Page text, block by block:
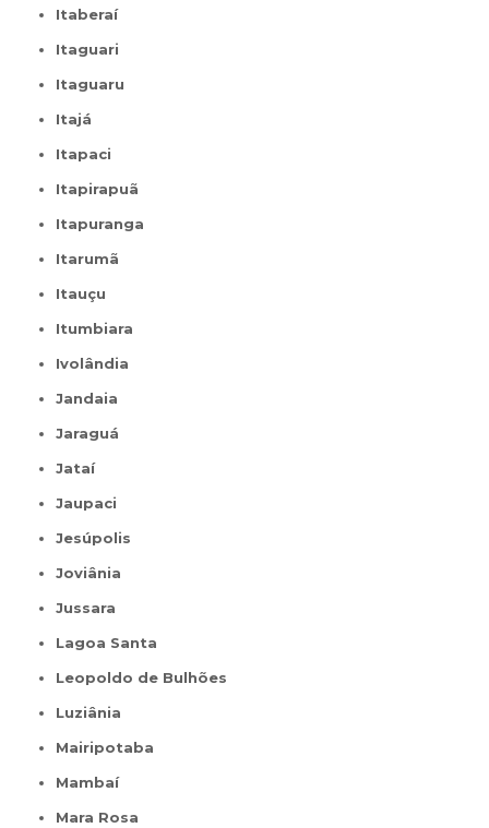
Itaberaí
Itaguari
Itaguaru
Itajá
Itapaci
Itapirapuã
Itapuranga
Itarumã
Itauçu
Itumbiara
Ivolândia
Jandaia
Jaraguá
Jataí
Jaupaci
Jesúpolis
Joviânia
Jussara
Lagoa Santa
Leopoldo de Bulhões
Luziânia
Mairipotaba
Mambaí
Mara Rosa